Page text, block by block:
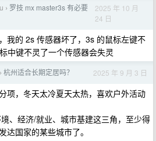
› 罗技 mx master3s 有必要
2025 年 10 月
24 日
我的 2s 传感器坏了，3s 的鼠标左键不
中键不灵了一个传感器会失灵
› 杭州适合长期定居吗？ 2025 年 9 月 3 日
项，冬天太冷夏天太热，喜欢户外活动
、经济/就业、城市基建这三角，至少得
达国家的某些城市了。